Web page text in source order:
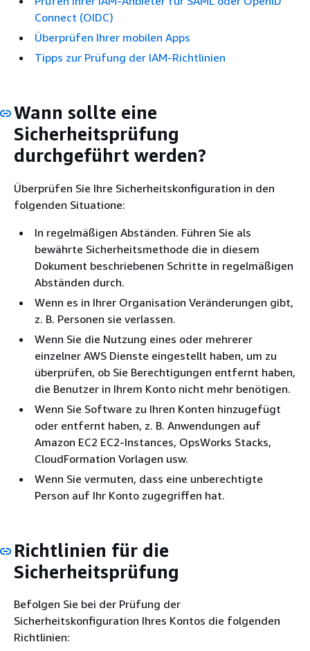
Connect (OIDC)
Überprüfen Ihrer mobilen Apps
Tipps zur Prüfung der IAM-Richtlinien
Wann sollte eine
Sicherheitsprüfung
durchgeführt werden?
Überprüfen Sie Ihre Sicherheitskonfiguration in den
folgenden Situatione:
In regelmäßigen Abständen. Führen Sie als
bewährte Sicherheitsmethode die in diesem
Dokument beschriebenen Schritte in regelmäßigen
Abständen durch.
Wenn es in Ihrer Organisation Veränderungen gibt,
z. B. Personen sie verlassen.
Wenn Sie die Nutzung eines oder mehrerer
einzelner AWS Dienste eingestellt haben, um zu
überprüfen, ob Sie Berechtigungen entfernt haben,
die Benutzer in Ihrem Konto nicht mehr benötigen.
Wenn Sie Software zu Ihren Konten hinzugefügt
oder entfernt haben, z. B. Anwendungen auf
Amazon EC2 EC2-Instances, OpsWorks Stacks,
CloudFormation Vorlagen usw.
Wenn Sie vermuten, dass eine unberechtigte
Person auf Ihr Konto zugegriffen hat.
Richtlinien für die
Sicherheitsprüfung
Befolgen Sie bei der Prüfung der
Sicherheitskonfiguration Ihres Kontos die folgenden
Richtlinien: